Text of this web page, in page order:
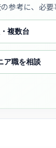
参考に、必要
複数台
ア職を相談